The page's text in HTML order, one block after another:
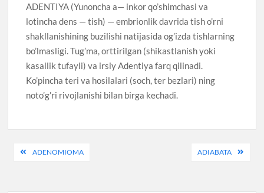
ADENTIYA (Yunoncha a— inkor qo’shimchasi va
lotincha dens — tish) — embrionlik davrida tish o’rni
shakllanishining buzilishi natijasida og’izda tishlarning
bo’lmasligi. Tug’ma, orttirilgan (shikastlanish yoki
kasallik tufayli) va irsiy Adentiya farq qilinadi.
Ko’pincha teri va hosilalari (soch, ter bezlari) ning
noto’g’ri rivojlanishi bilan birga kechadi.
PostADENOMIOMA ADIABATA